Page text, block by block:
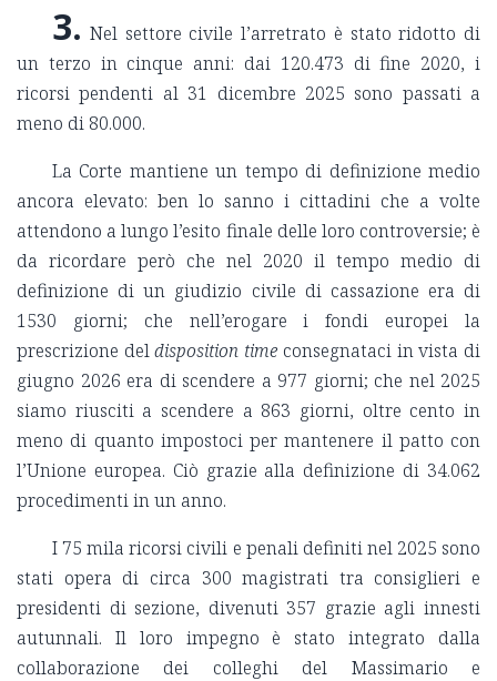
3. Nel settore civile l’arretrato è stato ridotto di
un terzo in cinque anni: dai 120.473 di fine 2020, i
ricorsi pendenti al 31 dicembre 2025 sono passati a
meno di 80.000.
La Corte mantiene un tempo di definizione medio
ancora elevato: ben lo sanno i cittadini che a volte
attendono a lungo l’esito finale delle loro controversie; è
da ricordare però che nel 2020 il tempo medio di
definizione di un giudizio civile di cassazione era di
1530 giorni; che nell’erogare i fondi europei la
prescrizione deldisposition time consegnataci in vista di
giugno 2026 era di scendere a 977 giorni; che nel 2025
siamo riusciti a scendere a 863 giorni, oltre cento in
meno di quanto impostoci per mantenere il patto con
l’Unione europea. Ciò grazie alla definizione di 34.062
procedimenti in un anno.
I 75 mila ricorsi civili e penali definiti nel 2025 sono
stati opera di circa 300 magistrati tra consiglieri e
presidenti di sezione, divenuti 357 grazie agli innesti
autunnali. Il loro impegno è stato integrato dalla
collaborazione dei colleghi del Massimario e